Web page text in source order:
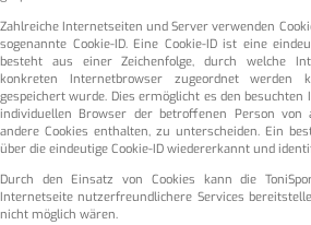
Zahlreiche Internetseiten und Server verwenden
sogenannte Cookie-ID. Eine Cookie-ID ist eine
besteht aus einer Zeichenfolge, durch welche
konkreten Internetbrowser zugeordnet
gespeichert wurde. Dies ermöglicht es den
individuellen Browser der betroffenen Person von
andere Cookies enthalten, zu unterscheiden. Ein
über die eindeutige Cookie-ID wiedererkannt und
Durch den Einsatz von Cookies kann die
Internetseite nutzerfreundlichere Services
nicht möglich wären.